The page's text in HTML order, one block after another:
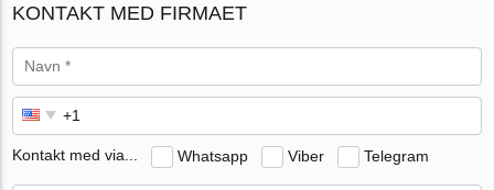
KONTAKT MED FIRMAET
Kontakt med via... Whatsapp Viber Telegram